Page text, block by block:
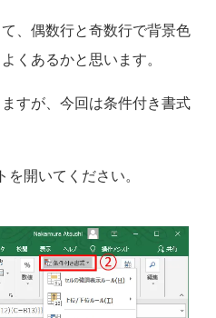
、偶数行と奇数行で背景色
くあるかと思います。
すが、今回は条件付き書式
開いてください。